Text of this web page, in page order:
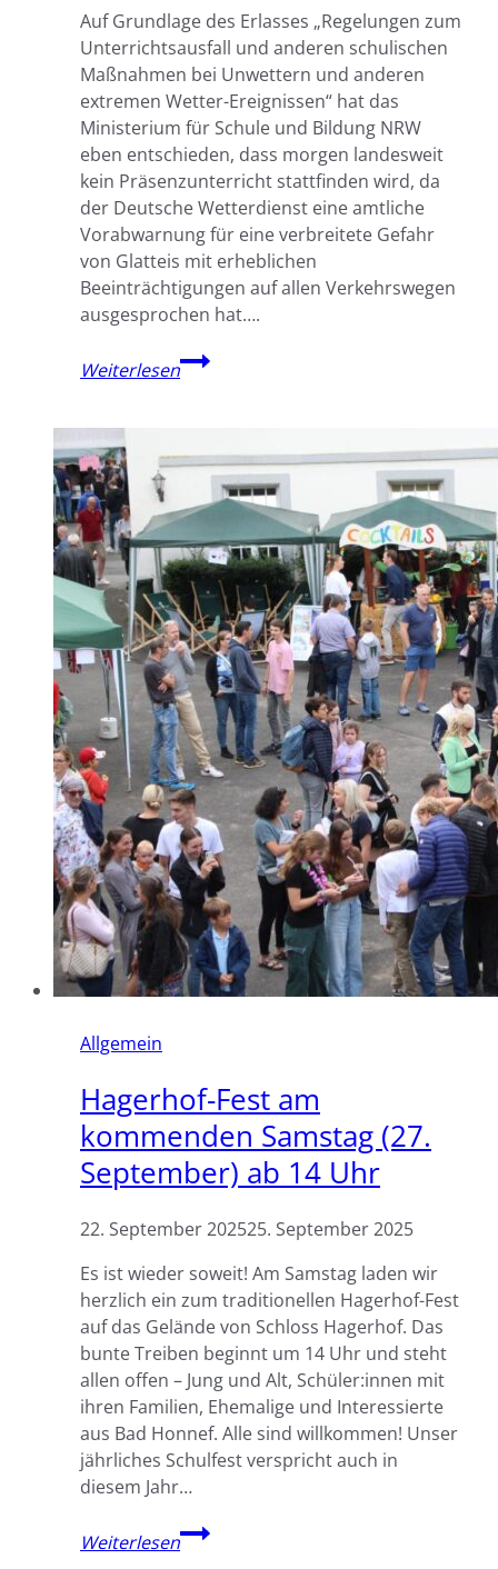
Auf Grundlage des Erlasses „Regelungen zum
Unterrichtsausfall und anderen schulischen
Maßnahmen bei Unwettern und anderen
extremen Wetter-Ereignissen“ hat das
Ministerium für Schule und Bildung NRW
eben entschieden, dass morgen landesweit
kein Präsenzunterricht stattfinden wird, da
der Deutsche Wetterdienst eine amtliche
Vorabwarnung für eine verbreitete Gefahr
von Glatteis mit erheblichen
Beeinträchtigungen auf allen Verkehrswegen
ausgesprochen hat….
WeiterlesenMorgen,
Mo.
Distanzunterricht!
Allgemein
Hagerhof-Fest am
kommenden Samstag (27.
September) ab 14 Uhr
22. September 202525. September 2025
Es ist wieder soweit! Am Samstag laden wir
herzlich ein zum traditionellen Hagerhof-Fest
auf das Gelände von Schloss Hagerhof. Das
bunte Treiben beginnt um 14 Uhr und steht
allen offen – Jung und Alt, Schüler:innen mit
ihren Familien, Ehemalige und Interessierte
aus Bad Honnef. Alle sind willkommen! Unser
jährliches Schulfest verspricht auch in
diesem Jahr…
WeiterlesenHagerhof-
Fest